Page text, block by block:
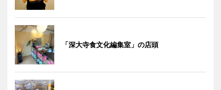
「深大寺食文化編集室」の店頭